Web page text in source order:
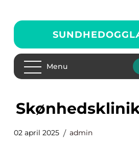
Menu
02 april 2025 admin